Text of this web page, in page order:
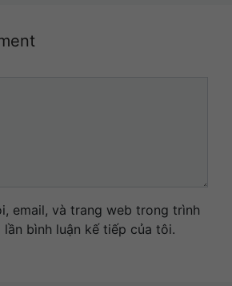
email, và trang web trong trình
bình luận kế tiếp của tôi.